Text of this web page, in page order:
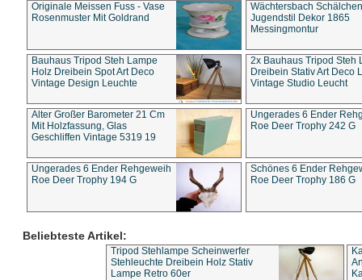
Originale Meissen Fuss - Vase
Rosenmuster Mit Goldrand
Wächtersbach Schälchen
Jugendstil Dekor 1865
Messingmontur
Bauhaus Tripod Steh Lampe
Holz Dreibein Spot Art Deco
Vintage Design Leuchte
2x Bauhaus Tripod Steh
Dreibein Stativ Art Deco
Vintage Studio Leucht
Alter Großer Barometer 21 Cm
Mit Holzfassung, Glas
Geschliffen Vintage 5319 19
Ungerades 6 Ender
Roe Deer Trophy 242 G
Ungerades 6 Ender Rehgeweih
Roe Deer Trophy 194 G
Schönes 6 Ender
Roe Deer Trophy 186 G
Beliebteste Artikel:
Tripod Stehlampe Scheinwerfer
Stehleuchte Dreibein Holz Stativ
Lampe Retro 60er